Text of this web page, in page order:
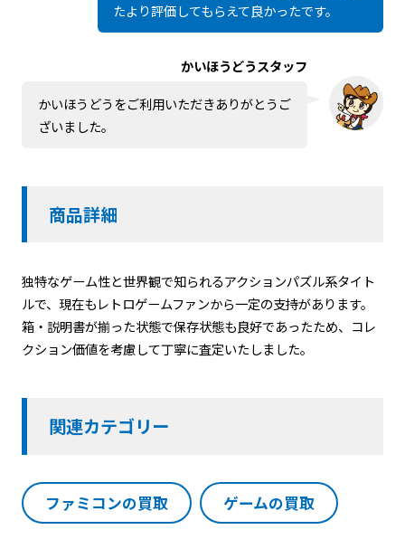
たより評価してもらえて良かったです。
かいほうどうスタッフ
かいほうどうをご利用いただきありがとうご
ざいました。
商品詳細
独特なゲーム性と世界観で知られるアクションパズル系タイト
ルで、現在もレトロゲームファンから一定の支持があります。
箱・説明書が揃った状態で保存状態も良好であったため、コレ
クション価値を考慮して丁寧に査定いたしました。
関連カテゴリー
ファミコンの買取 ゲームの買取